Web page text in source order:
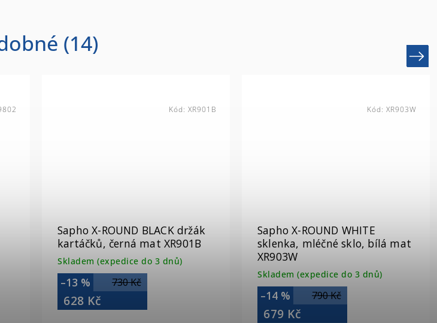
(14)
Sapho X-ROUND BLACK držák
kartáčků, černá mat XR901B
Skladem (expedice do 3 dnů)
730 Kč
–13 %
628 Kč
Kód: XR901B
Sapho X-ROUND WHITE
sklenka, mléčné sklo, bílá mat
XR903W
Skladem (expedice do 3 dnů)
790 Kč
–14 %
679 Kč
Kód: XR903W
Next